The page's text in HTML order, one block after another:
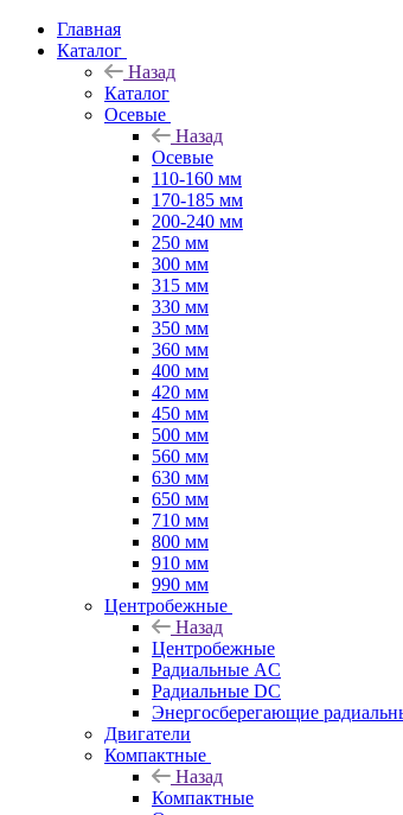
Главная
Каталог
Назад
Каталог
Осевые
Назад
Осевые
110-160 мм
170-185 мм
200-240 мм
250 мм
300 мм
315 мм
330 мм
350 мм
360 мм
400 мм
420 мм
450 мм
500 мм
560 мм
630 мм
650 мм
710 мм
800 мм
910 мм
990 мм
Центробежные
Назад
Центробежные
Радиальные AC
Радиальные DC
Энергосберегающие
Двигатели
Компактные
Назад
Компактные